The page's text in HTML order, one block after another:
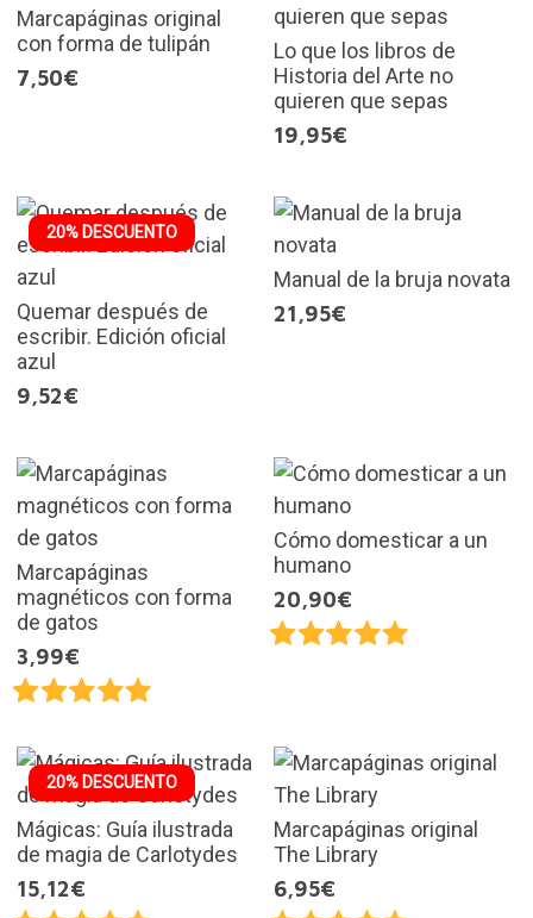
Marcapáginas original
con forma de tulipán
7,50€
Lo que los libros de
Historia del Arte no
quieren que sepas
19,95€
20% DESCUENTO
Quemar después de
escribir. Edición oficial
azul
9,52€
Manual de la bruja novata
21,95€
Marcapáginas
magnéticos con forma
de gatos
3,99€
Cómo domesticar a un
humano
20,90€
20% DESCUENTO
Mágicas: Guía ilustrada
de magia de Carlotydes
15,12€
Marcapáginas original
The Library
6,95€